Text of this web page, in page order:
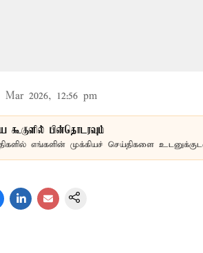
Mar 2026, 12:56 pm
கூகுளில் பின்தொடரவும்
எங்களின் முக்கியச் செய்திகளை